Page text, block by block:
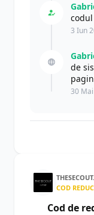
codul
3 Iun
de
30
COD
Cod de